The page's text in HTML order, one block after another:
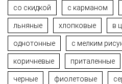
со скидкой с карманом
льняные хлопковые в
однотонные с мелким
коричневые приталенные
черные фиолетовые